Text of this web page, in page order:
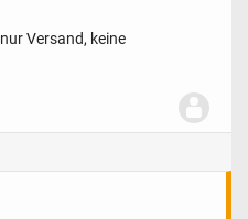
nur Versand, keine